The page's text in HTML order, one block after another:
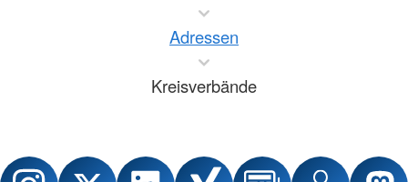
Adressen
Kreisverbände